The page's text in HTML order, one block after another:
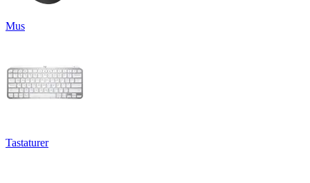
Mus
Tastaturer